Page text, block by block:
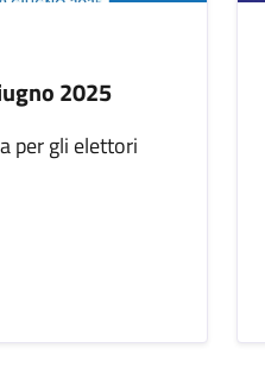
2025
per gli elettori